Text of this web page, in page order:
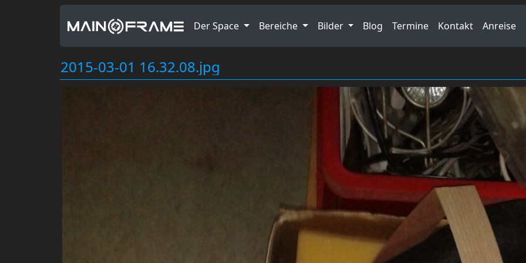
Der Space Bereiche Bilder Blog Termine Kontakt Anreise
2015-03-01 16.32.08.jpg